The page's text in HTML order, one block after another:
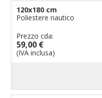
120x180 cm
Poliestere nautico
Prezzo cda:
59,00 €
(IVA inclusa)